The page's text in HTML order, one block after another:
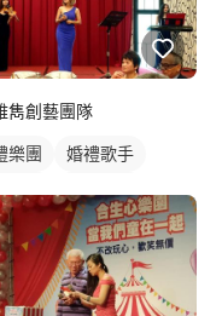
雋創藝團隊
樂團
婚禮歌手
主持
婚禮表演